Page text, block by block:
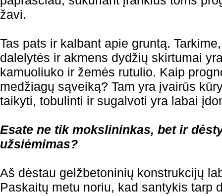
žavi.
Tas pats ir kalbant apie gruntą.
dalelytės ir akmens dydžių skirtumai
kamuoliuko ir žemės rutulio. Kaip
medžiagų sąveiką? Tam yra įvairūs
taikyti, tobulinti ir sugalvoti yra labai
Esate ne tik mokslininkas, bet ir
užsiėmimas?
Aš dėstau gelžbetoninių konstrukcijų
Paskaitų metu noriu, kad santykis tarp